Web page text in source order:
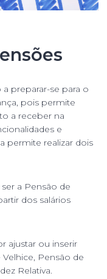
preparar-se para o
pois permite
a receber na
e
permite realizar dois
a Pensão de
dos salários
ajustar ou inserir
Pensão de
Relativa.